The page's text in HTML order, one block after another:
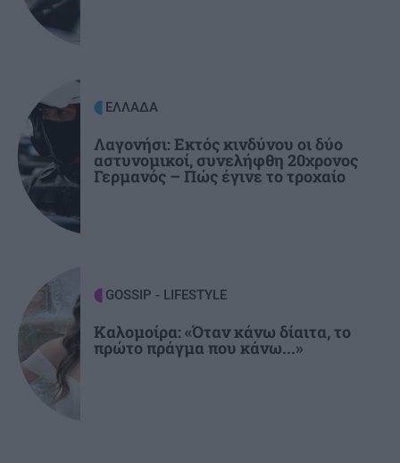
ΚΡΗΤΗ
τη θάλασσα
GOSSIP - LIFESTYLE
Η Βαλέρια Χοψονίδου και ο Αντώνης
Βλωτιδέλλης βάφτισαν τον μοναχογιό τους
ΕΛΛΑΔΑ
Λαγονήσι: Εκτός κινδύνου οι δύο
αστυνομικοί, συνελήφθη 20χρονος
Γερμανός – Πώς έγινε το τροχαίο
GOSSIP - LIFESTYLE
Καλομοίρα: «Όταν κάνω δίαιτα, το
πρώτο πράγμα που κάνω...»